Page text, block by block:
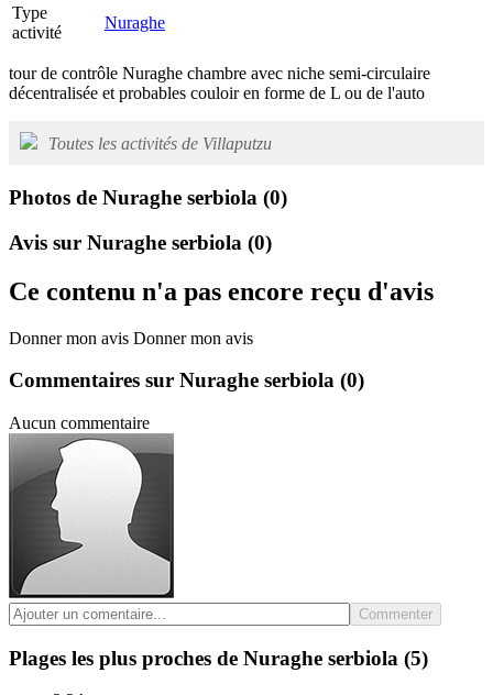
Type
activité
Nuraghe
tour de contrôle Nuraghe chambre avec niche semi-circulaire
décentralisée et probables couloir en forme de L ou de l'auto
Toutes les activités de Villaputzu
Photos de Nuraghe serbiola (0)
Avis sur Nuraghe serbiola (0)
Ce contenu n'a pas encore reçu d'avis
Donner mon avis Donner mon avis
Commentaires sur Nuraghe serbiola (0)
Aucun commentaire
Commenter
Plages les plus proches de Nuraghe serbiola (5)